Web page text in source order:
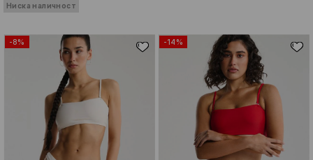
Ниска наличност
-8% -14%